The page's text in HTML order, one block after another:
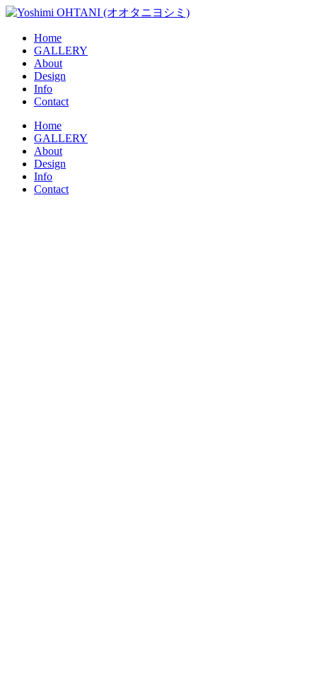
コ
Home
GALLERY
About
Design
Info
Contact
Home
GALLERY
About
Design
Info
Contact